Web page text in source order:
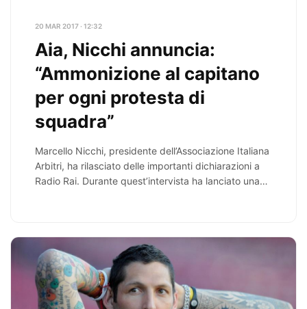
20 MAR 2017 · 12:32
Aia, Nicchi annuncia:
“Ammonizione al capitano
per ogni protesta di
squadra”
Marcello Nicchi, presidente dell’Associazione Italiana
Arbitri, ha rilasciato delle importanti dichiarazioni a
Radio Rai. Durante quest’intervista ha lanciato una